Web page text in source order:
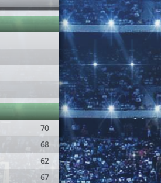
70
68
62
67